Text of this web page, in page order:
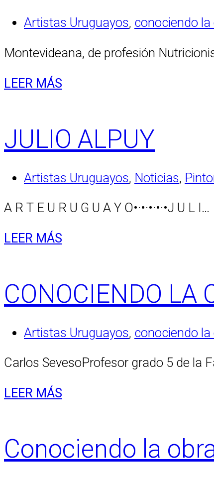
Artistas Uruguayos, conociendo la
Montevideana, de profesión
LEER MÁS
JULIO ALPUY
Artistas Uruguayos, Noticias,
A R T E U R U G U A Y O•·•·•·•·•J U L I…
LEER MÁS
CONOCIENDO LA
Artistas Uruguayos, conociendo la
Carlos SevesoProfesor grado 5 de la
LEER MÁS
Conociendo la